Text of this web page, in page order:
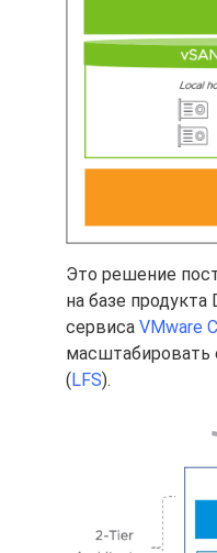
Это решение
на базе продукта
сервиса VMware
масштабировать
( LFS).